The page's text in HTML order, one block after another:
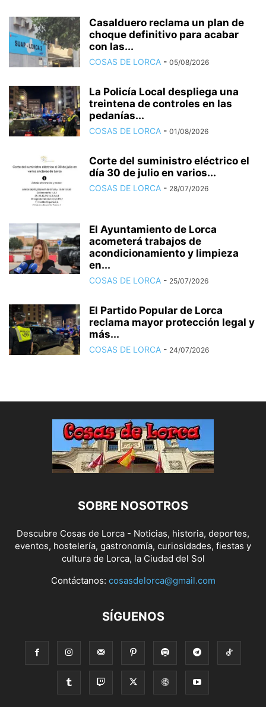
Casalduero reclama un plan de
choque definitivo para acabar
con las...
COSAS DE LORCA - 05/08/2026
La Policía Local despliega una
treintena de controles en las
pedanías...
COSAS DE LORCA - 01/08/2026
Corte del suministro eléctrico el
día 30 de julio en varios...
COSAS DE LORCA - 28/07/2026
El Ayuntamiento de Lorca
acometerá trabajos de
acondicionamiento y limpieza
en...
COSAS DE LORCA - 25/07/2026
El Partido Popular de Lorca
reclama mayor protección legal y
más...
COSAS DE LORCA - 24/07/2026
SOBRE NOSOTROS
Descubre Cosas de Lorca - Noticias, historia, deportes,
eventos, hostelería, gastronomía, curiosidades, fiestas y
cultura de Lorca, la Ciudad del Sol
Contáctanos: cosasdelorca@gmail.com
SÍGUENOS